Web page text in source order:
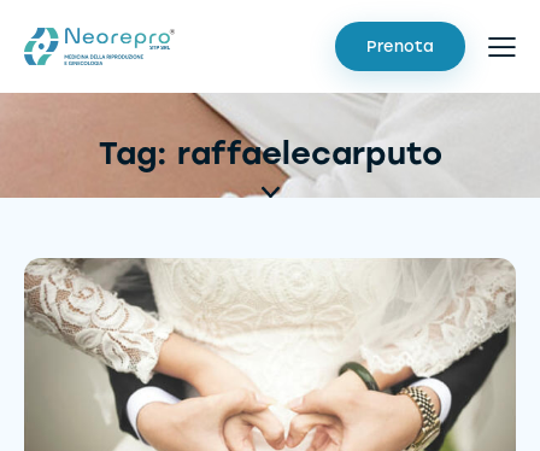
Prenota
Tag: raffaelecarputo